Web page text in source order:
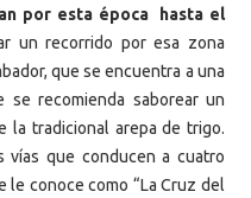
por esta época hasta el
un recorrido por esa zona
que se encuentra a una
se recomienda saborear un
la tradicional arepa de trigo.
vías que conducen a cuatro
conoce como “La Cruz del